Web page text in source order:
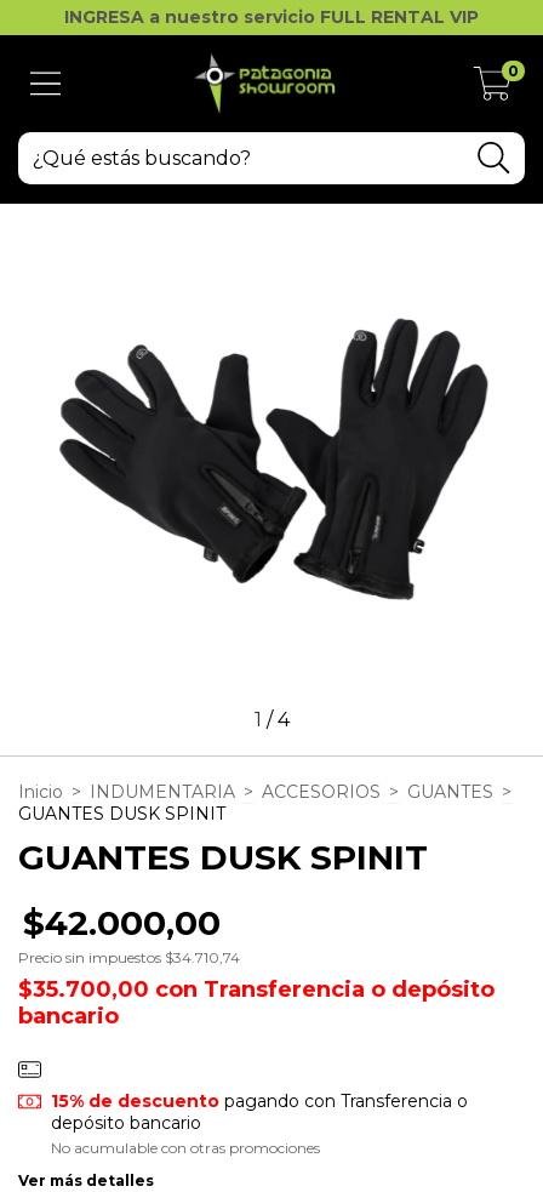
INGRESA a nuestro servicio FULL RENTAL VIP
0
1 /4
Inicio > INDUMENTARIA > ACCESORIOS > GUANTES >
GUANTES DUSK SPINIT
GUANTES DUSK SPINIT
$42.000,00
Precio sin impuestos $34.710,74
$35.700,00 con Transferencia o depósito
bancario
15% de descuentopagando con Transferencia o
depósito bancario
No acumulable con otras promociones
Ver más detalles